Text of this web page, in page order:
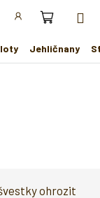
Jehličnany
ohrozit